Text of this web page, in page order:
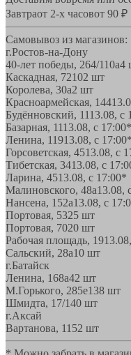
Завтраот 2-х часовот 90 ₽
Самовывоз из магазинов:
г.Ростов-на-Дону
40-лет победы, 264/110а4
Каскадная, 72102 шт
Королева, 30а2 шт
Красноармейская, 144
Будённовский, 1113.08, с
Базарная, 1113.08, с 17:00*
Ленина, 11913.08, с 17:00*
Горсоветская, 4513.08, с
Тибетская, 3413.08, с
Ларина, 4513.08, с 17:00*
Малиновского, 48а13.08,
Нансена, 152а13.08, с
Портовая, 5325 шт
Портовая, 7020 шт
Рабочая площадь, 19
Сальский, 28a10 шт
г.Батайск
Ленина, 168а42 шт
М.Горького, 285е138 шт
Шмидта, 17/140 шт
г.Аксай
Вартанова, 11 52 шт